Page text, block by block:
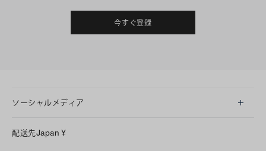
今すぐ登録
ソーシャルメディア
配送先Japan ¥